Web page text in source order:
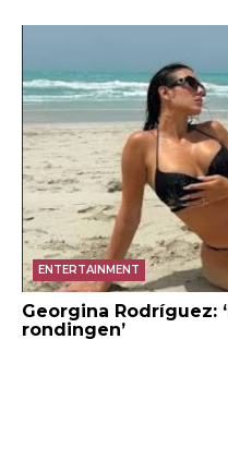
ENTERTAINMENT
Georgina Rodríguez:
rondingen’